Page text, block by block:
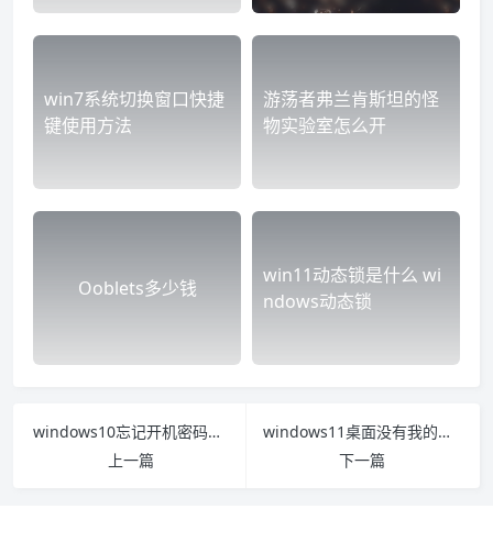
win7系统切换窗口快捷
键使用方法
游荡者弗兰肯斯坦的怪
物实验室怎么开
Ooblets多少钱
win11动态锁是什么 wi
ndows动态锁
windows10忘记开机密码怎么办 windows10忘记开机密码怎么办台式机
上一篇
windows11桌面没有我的电脑图标怎么办 win10系统桌面图标没有了怎么办
下一篇